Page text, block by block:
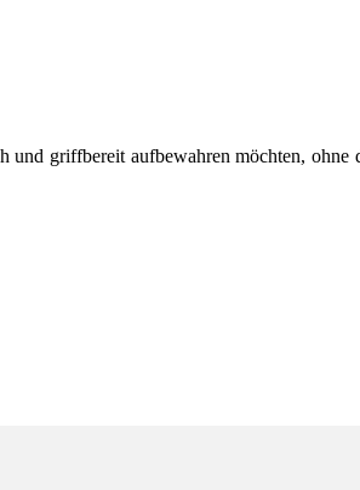
griffbereit aufbewahren möchten, ohne